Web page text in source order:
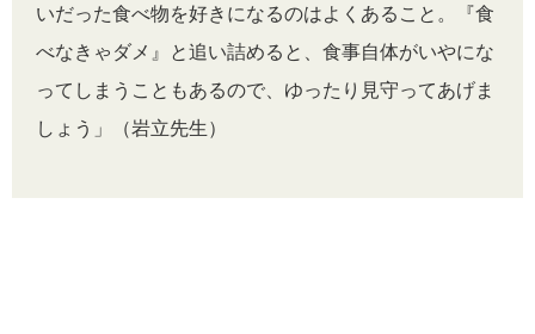
いだった食べ物を好きになるのはよくあること。『食
べなきゃダメ』と追い詰めると、食事自体がいやにな
ってしまうこともあるので、ゆったり見守ってあげま
しょう」（岩立先生）